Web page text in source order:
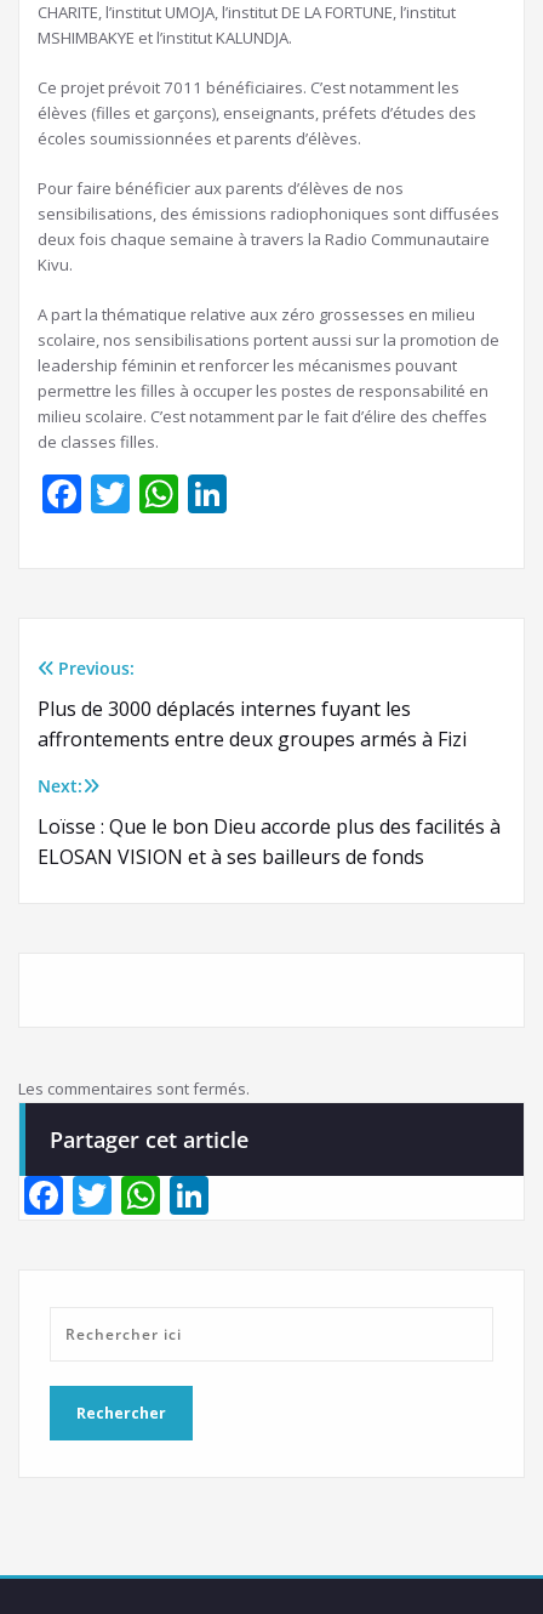
CHARITE, l’institut UMOJA, l’institut DE LA FORTUNE, l’institut
MSHIMBAKYE et l’institut KALUNDJA.
Ce projet prévoit 7011 bénéficiaires. C’est notamment les
élèves (filles et garçons), enseignants, préfets d’études des
écoles soumissionnées et parents d’élèves.
Pour faire bénéficier aux parents d’élèves de nos
sensibilisations, des émissions radiophoniques sont diffusées
deux fois chaque semaine à travers la Radio Communautaire
Kivu.
A part la thématique relative aux zéro grossesses en milieu
scolaire, nos sensibilisations portent aussi sur la promotion de
leadership féminin et renforcer les mécanismes pouvant
permettre les filles à occuper les postes de responsabilité en
milieu scolaire. C’est notamment par le fait d’élire des cheffes
de classes filles.
Facebook
TwitterWhatsApp
Navigation
de
l’article
Previous:
Plus de 3000 déplacés internes fuyant les
affrontements entre deux groupes armés à Fizi
Next:
Loïsse : Que le bon Dieu accorde plus des facilités à
ELOSAN VISION et à ses bailleurs de fonds
Les commentaires sont fermés.
Partager cet article
Facebook
TwitterWhatsApp